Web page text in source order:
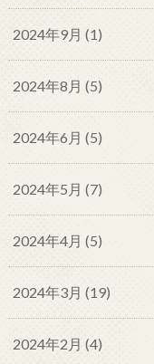
2024年9月 (1)
2024年8月 (5)
2024年6月 (5)
2024年5月 (7)
2024年4月 (5)
2024年3月 (19)
2024年2月 (4)